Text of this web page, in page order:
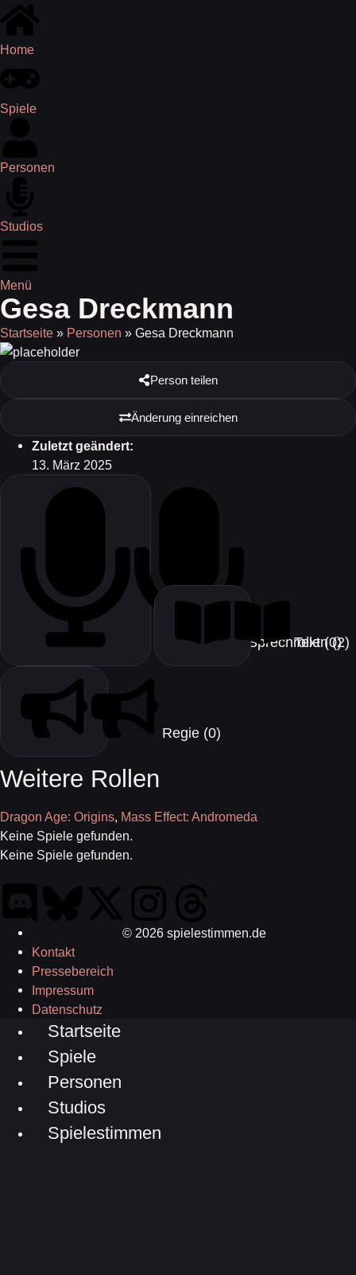
Home
Spiele
Personen
Studios
Menü
Gesa Dreckmann
Startseite » Personen » Gesa Dreckmann
Person teilen
Änderung einreichen
Zuletzt geändert:
13. März 2025
Sprechrollen (2)
Text (0)
Regie (0)
Weitere Rollen
Dragon Age: Origins, Mass Effect: Andromeda
Keine Spiele gefunden.
Keine Spiele gefunden.
© 2026 spielestimmen.de
Kontakt
Pressebereich
Impressum
Datenschutz
Startseite
Spiele
Personen
Studios
Spielestimmen